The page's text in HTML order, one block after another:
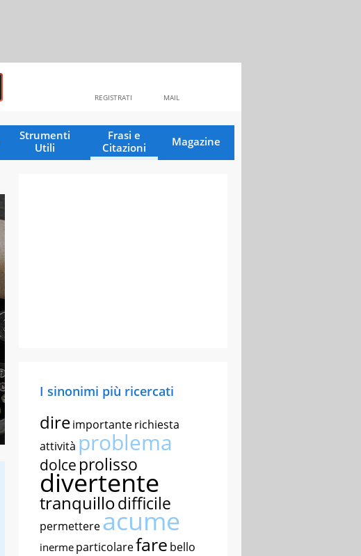
MAIL
REGISTRATI
Strumenti
Utili
Frasi e
Citazioni
Magazine
I sinonimi più ricercati
direimportanterichiesta
attività problema
dolce prolisso
divertente
tranquillodifficile
permettereacume
inerme particolarefare bello